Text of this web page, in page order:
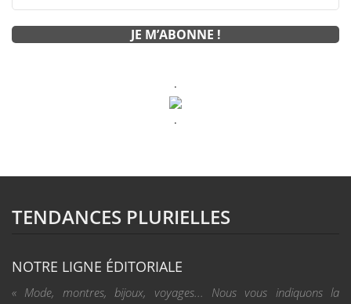
.
.
TENDANCES PLURIELLES
NOTRE LIGNE ÉDITORIALE
« Mode, montres, bijoux, voyages... Nous vous indiquons la